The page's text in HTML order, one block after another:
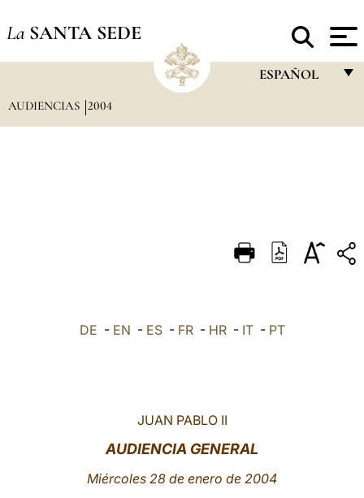
La SANTA SEDE
ESPAÑOL
DEUTSCH
العربيّة
AUDIENCIAS 2004
DE - EN - ES- FR- HR- IT- PT
JUAN PABLO II
AUDIENCIA GENERAL
Miércoles 28 de enero de 2004